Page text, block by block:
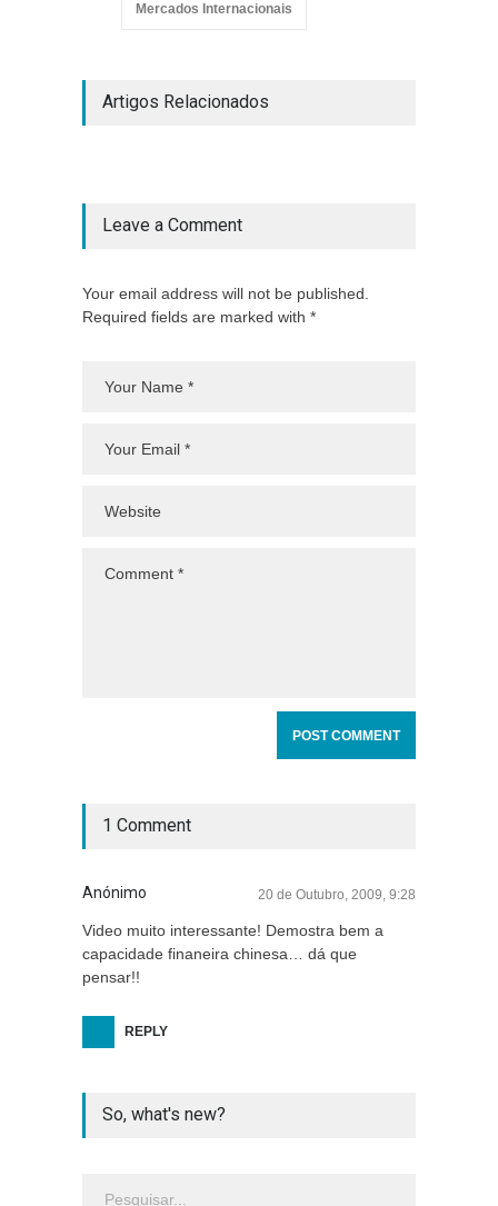
Mercados Internacionais
Artigos Relacionados
Leave a Comment
Your email address will not be published.
Required fields are marked with *
1 Comment
Anónimo 20 de Outubro, 2009, 9:28
Video muito interessante! Demostra bem a
capacidade finaneira chinesa… dá que
pensar!!
REPLY
So, what's new?